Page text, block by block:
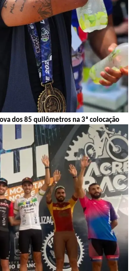
dos 85 quilômetros na 3ª colocação